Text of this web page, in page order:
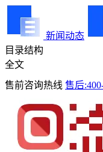
新闻动态
目录结构
全文
售前咨询热线 售后